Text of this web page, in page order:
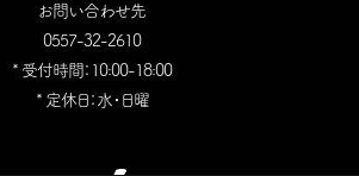
お問い合わせ先
0557-32-2610
* 受付時間：10:00-18:00
* 定休日：水・日曜